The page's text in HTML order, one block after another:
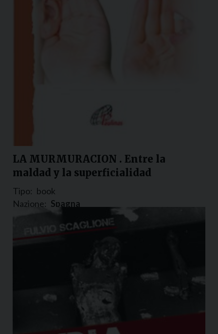
LA MURMURACION . Entre la
maldad y la superficialidad
Tipo: book
Nazione: Spagna